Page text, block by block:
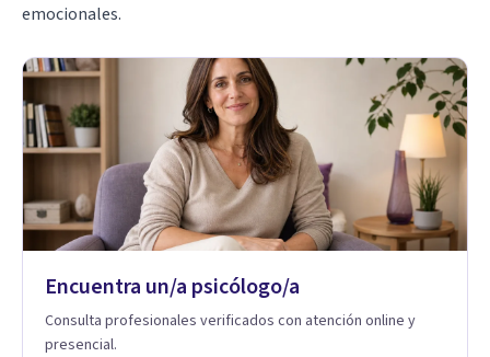
emocionales.
Encuentra un/a psicólogo/a
Consulta profesionales verificados con atención online y
presencial.